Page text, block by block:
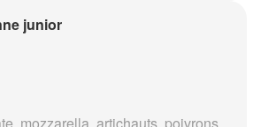
junior
mozzarella, artichauts, poivrons,